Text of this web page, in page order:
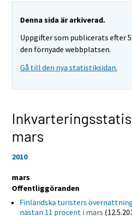
Denna sida är arkiverad.
Uppgifter som publicerats efter
den förnyade webbplatsen.
Gå till den nya statistiksidan.
mars
2010
mars
Offentliggöranden
Finländska turisters
nästan 11 procent i mars